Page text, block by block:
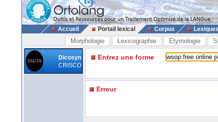
Accueil Portail lexical Corpus
Morphologie Lexicographie Etymologie
Dicosyn
CRISCO
Entrez une forme
Erreur